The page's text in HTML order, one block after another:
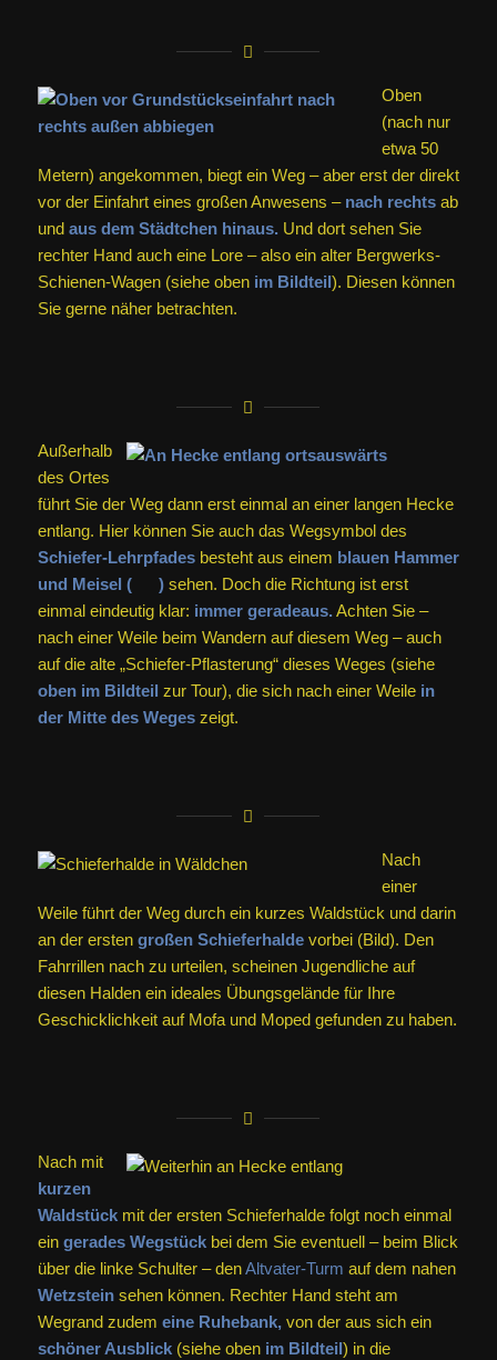
Oben
(nach nur
etwa 50
Metern) angekommen, biegt ein Weg – aber erst der direkt
vor der Einfahrt eines großen Anwesens – nach rechtsab
und aus dem Städtchen hinaus. Und dort sehen Sie
rechter Hand auch eine Lore – also ein alter Bergwerks-
Schienen-Wagen (siehe oben im Bildteil). Diesen können
Sie gerne näher betrachten.
Außerhalb
des Ortes
führt Sie der Weg dann erst einmal an einer langen Hecke
entlang. Hier können Sie auch das Wegsymbol des
Schiefer-Lehrpfadesbesteht aus einem blauen Hammer
und Meisel (
)sehen. Doch die Richtung ist erst
einmal eindeutig klar: immer geradeaus. Achten Sie –
nach einer Weile beim Wandern auf diesem Weg – auch
auf die alte „Schiefer-Pflasterung“ dieses Weges (siehe
oben im Bildteil zur Tour), die sich nach einer Weilein
der Mitte des Wegeszeigt.
Nach
einer
Weile führt der Weg durch ein kurzes Waldstück und darin
an der ersten großen Schieferhaldevorbei (Bild). Den
Fahrrillen nach zu urteilen, scheinen Jugendliche auf
diesen Halden ein ideales Übungsgelände für Ihre
Geschicklichkeit auf Mofa und Moped gefunden zu haben.
Nach mit
kurzen
Waldstückmit der ersten Schieferhalde folgt noch einmal
ein gerades Wegstückbei dem Sie eventuell – beim Blick
über die linke Schulter – denAltvater-Turm auf dem nahen
Wetzsteinsehen können. Rechter Hand steht am
Wegrand zudem eine Ruhebank,von der aus sich ein
schöner Ausblick(siehe oben im Bildteil ) in die